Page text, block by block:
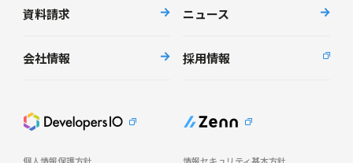
資料請求 ニュース
会社情報 採用情報
個人情報保護方針 情報セキュリティ基本方針